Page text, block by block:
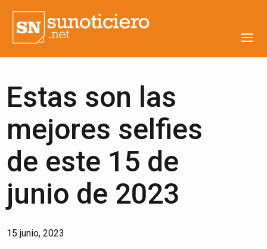
Estas son las
mejores selfies
de este 15 de
junio de 2023
15 junio, 2023